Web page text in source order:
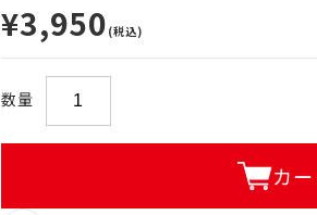
¥3,950 (税込)
数量
カ